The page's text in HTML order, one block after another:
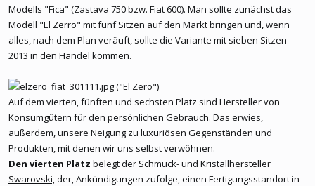
Modells "Fica" (Zastava 750 bzw. Fiat 600). Man sollte zunächst das
Modell "El Zerro" mit fünf Sitzen auf den Markt bringen und, wenn
alles, nach dem Plan veräuft, sollte die Variante mit sieben Sitzen
2013 in den Handel kommen.
("El Zero")
Auf dem vierten, fünften und sechsten Platz sind Hersteller von
Konsumgütern für den persönlichen Gebrauch. Das erwies,
außerdem, unsere Neigung zu luxuriösen Gegenständen und
Produkten, mit denen wir uns selbst verwöhnen.
Den vierten Platz belegt der Schmuck- und Kristallhersteller
Swarovski,der, Ankündigungen zufolge, einen Fertigungsstandort in